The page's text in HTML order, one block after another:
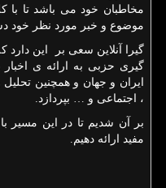
مخاطبان خود می باشد تا با
موضوع و خبر مورد نظر خود
گیرا آنلاین سعی بر این
گیری حزبی به ارائه ی
ایران و جهان و همچنین
، اجتماعی و … بپردازد.
بر آن شدیم تا در این مسیر
مفید ارائه دهیم.